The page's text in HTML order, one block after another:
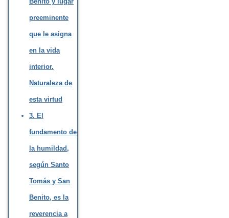
preeminente
que le asigna
en la vida
interior.
Naturaleza de
esta virtud
3. El
fundamento de
la humildad,
según Santo
Tomás y San
Benito, es la
reverencia a